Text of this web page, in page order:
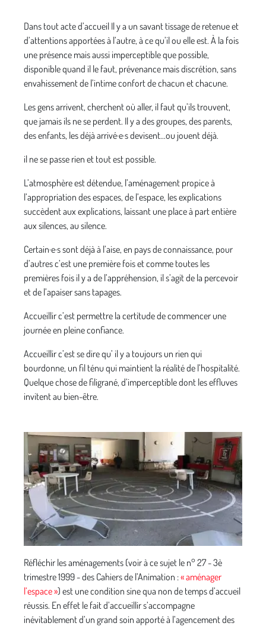
Dans tout acte d’accueil Il y a un savant tissage de retenue et
d’attentions apportées à l’autre, à ce qu’il ou elle est. À la fois
une présence mais aussi imperceptible que possible,
disponible quand il le faut, prévenance mais discrétion, sans
envahissement de l’intime confort de chacun et chacune.
Les gens arrivent, cherchent où aller, il faut qu’ils trouvent,
que jamais ils ne se perdent. Il y a des groupes, des parents,
des enfants, les déjà arrivé·e·s devisent...ou jouent déjà.
il ne se passe rien et tout est possible.
L’atmosphère est détendue, l’aménagement propice à
l’appropriation des espaces, de l’espace, les explications
succèdent aux explications, laissant une place à part entière
aux silences, au silence.
Certain·e·s sont déjà à l’aise, en pays de connaissance, pour
d’autres c’est une première fois et comme toutes les
premières fois il y a de l’appréhension, il s’agit de la percevoir
et de l’apaiser sans tapages.
Accueillir c’est permettre la certitude de commencer une
journée en pleine confiance.
Accueillir c’est se dire qu’ il y a toujours un rien qui
bourdonne, un fil ténu qui maintient la réalité de l’hospitalité.
Quelque chose de filigrané, d’imperceptible dont les effluves
invitent au bien-être.
Réfléchir les aménagements (voir à ce sujet le n° 27 - 3è
trimestre 1999 - des Cahiers de l’Animation :« aménager
l’espace ») est une condition sine qua non de temps d’accueil
réussis. En effet le fait d’accueillir s’accompagne
inévitablement d’un grand soin apporté à l’agencement des